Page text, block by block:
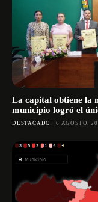
La capital obtiene la
municipio logró el
DESTACADO 6 AGOSTO,